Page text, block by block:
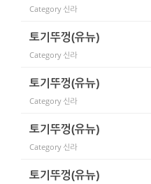
Category 신라
토기뚜껑(유뉴)
Category 신라
토기뚜껑(유뉴)
Category 신라
토기뚜껑(유뉴)
Category 신라
토기뚜껑(유뉴)